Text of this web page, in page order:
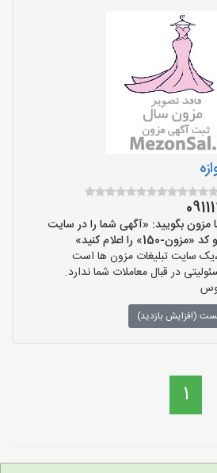
مزون بگویید: «آگهی شما را در سایت
را اعلام کنید»
سایت تبلیغات مزون ها است
در قبال معاملات شما ندارد.
(افزایش بازدید)
1